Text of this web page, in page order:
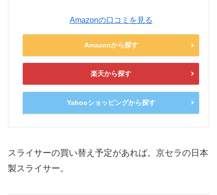
Amazonの口コミを見る
Amazonから探す
楽天から探す
Yahooショッピングから探す
スライサーの買い替え予定があれば。京セラの日本
製スライサー。